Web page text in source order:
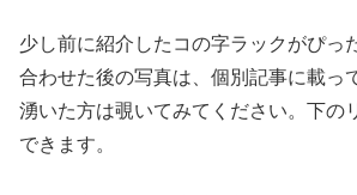
少し前に紹介したコの字ラックがぴっ
合わせた後の写真は、個別記事に載っ
湧いた方は覗いてみてください。下の
できます。